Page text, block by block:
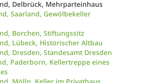
Delbrück, Mehrparteinhaus
Saarland, Gewölbekeller
Borchen, Stiftungssitz
Lübeck, Historischer Altbau
Dresden, Standesamt Dresden
Paderborn, Kellertreppe eines